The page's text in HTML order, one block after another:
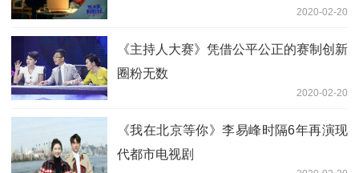
2020-02-20
《主持人大赛》凭借公平公正的赛制创新
圈粉无数
2020-02-20
《我在北京等你》李易峰时隔6年再演现
代都市电视剧